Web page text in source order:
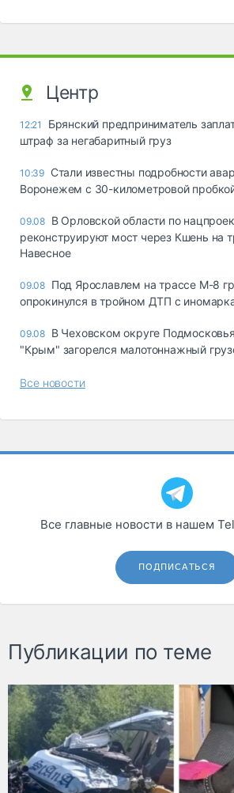
Центр
12:21
Брянский предприниматель
штраф за негабаритный груз
10:39 Стали известны подробности
Воронежем с 30-километровой
09.08 В Орловской области по
реконструируют мост через Кшень на
Навесное
09.08 Под Ярославлем на трассе М-8
опрокинулся в тройном ДТП с
09.08 В Чеховском округе
"Крым" загорелся малотоннажный
Все новости
Все главные новости в нашем
ПОДПИСАТЬСЯ
Публикации по теме